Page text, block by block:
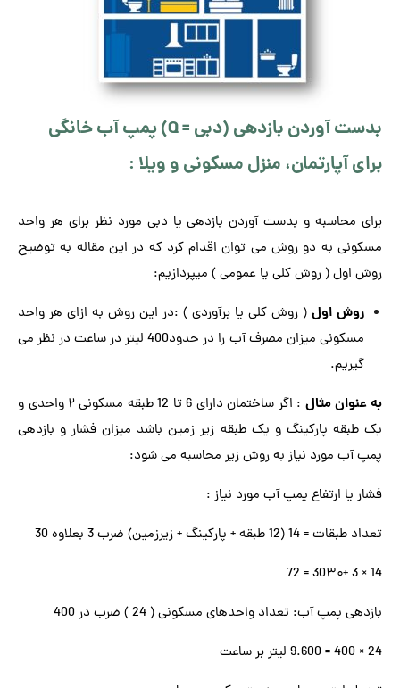
بدست آوردن بازدهی (دبی = Q) پمپ آب خانگی
برای آپارتمان، منزل مسکونی و ویلا :
برای محاسبه و بدست آوردن بازدهی یا دبی مورد نظر برای هر واحد
مسکونی به دو روش می توان اقدام کرد که در این مقاله به توضیح
روش اول ( روش کلی یا عمومی ) میپردازیم:
روش اول ( روش کلی یا برآوردی ) :در این روش به ازای هر واحد
مسکونی میزان مصرف آب را در حدود400 لیتر در ساعت در نظر می
گیریم.
به عنوان مثال
: اگر ساختمان دارای 6 تا 12 طبقه مسکونی ۲ واحدی و
یک طبقه پارکینگ و یک طبقه زیر زمین باشد میزان فشار و بازدهی
پمپ آب مورد نیاز به روش زیر محاسبه می شود:
فشار یا ارتفاع پمپ آب مورد نیاز :
تعداد طبقات = 14 (12 طبقه + پارکینگ + زیرزمین) ضرب 3 بعلاوه 30
14 × 3 +30۳۰ = 72
بازدهی پمپ آب: تعداد واحدهای مسکونی ( 24 ) ضرب در 400
24 × 400 = 9.600 لیتر بر ساعت